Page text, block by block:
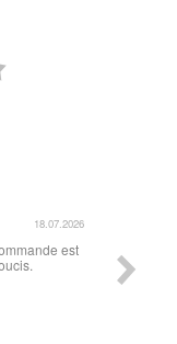
06.07.2026
pour l'éclipse